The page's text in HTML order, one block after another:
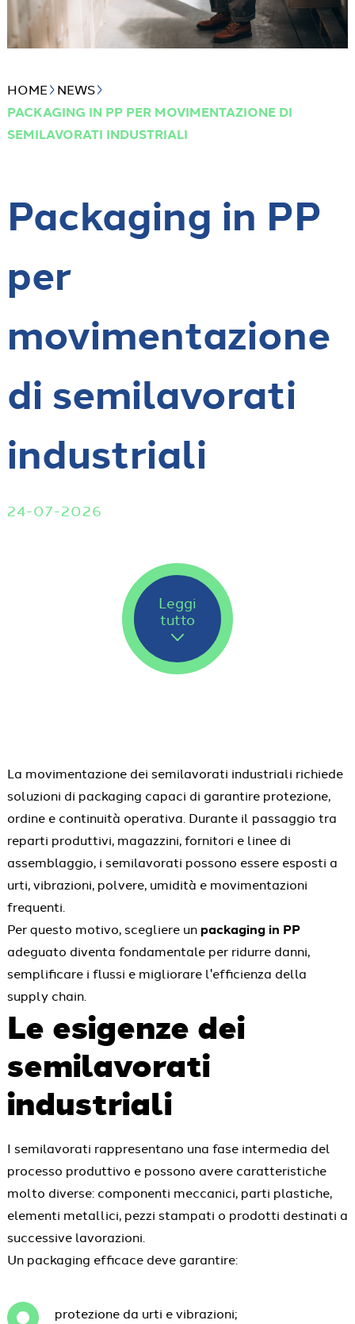
HOME NEWS
PACKAGING IN PP PER MOVIMENTAZIONE DI
SEMILAVORATI INDUSTRIALI
Packaging in PP
per
movimentazione
di semilavorati
industriali
24-07-2026
Leggi
tutto
La movimentazione dei semilavorati industriali richiede
soluzioni di packaging capaci di garantire protezione,
ordine e continuità operativa. Durante il passaggio tra
reparti produttivi, magazzini, fornitori e linee di
assemblaggio, i semilavorati possono essere esposti a
urti, vibrazioni, polvere, umidità e movimentazioni
frequenti.
Per questo motivo, scegliere un packaging in PP
adeguato diventa fondamentale per ridurre danni,
semplificare i flussi e migliorare l'efficienza della
supply chain.
Le esigenze dei
semilavorati
industriali
I semilavorati rappresentano una fase intermedia del
processo produttivo e possono avere caratteristiche
molto diverse: componenti meccanici, parti plastiche,
elementi metallici, pezzi stampati o prodotti destinati a
successive lavorazioni.
Un packaging efficace deve garantire:
protezione da urti e vibrazioni;